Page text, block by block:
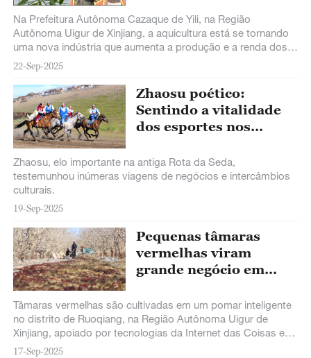
Xinjiang
Na Prefeitura Autônoma Cazaque de Yili, na Região
Autônoma Uigur de Xinjiang, a aquicultura está se tornando
uma nova indústria que aumenta a produção e a renda dos
moradores locais.
22-Sep-2025
Zhaosu poético:
Sentindo a vitalidade
dos esportes nos
Zhaosu, elo importante na antiga Rota da Seda,
testemunhou inúmeras viagens de negócios e intercâmbios
culturais.
19-Sep-2025
Pequenas tâmaras
vermelhas viram
grande negócio em
Tâmaras vermelhas são cultivadas em um pomar inteligente
no distrito de Ruoqiang, na Região Autônoma Uigur de
Xinjiang, apoiado por tecnologias da Internet das Coisas e
de big data. O sistema de
17-Sep-2025